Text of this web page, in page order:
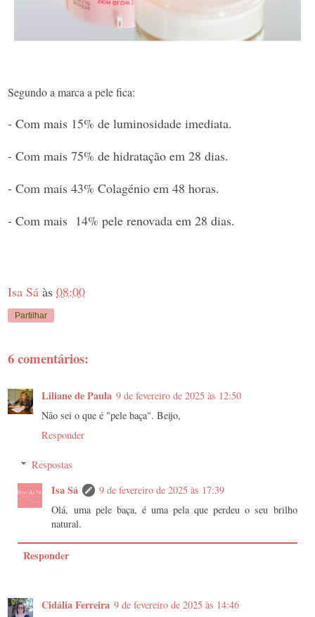
Segundo a marca a pele fica:
- Com mais 15% de luminosidade imediata.
- Com mais 75% de hidratação em 28 dias.
- Com mais 43% Colagénio em 48 horas.
- Com mais 14% pele renovada em 28 dias.
Isa Sá às 08:00
Partilhar
6 comentários:
Liliane de Paula 9 de fevereiro de 2025 às 12:50
Não sei o que é "pele baça". Beijo,
Responder
Respostas
Isa Sá
9 de fevereiro de 2025 às 17:39
Olá, uma pele baça, é uma pela que perdeu o seu brilho
natural.
Responder
Cidália Ferreira 9 de fevereiro de 2025 às 14:46